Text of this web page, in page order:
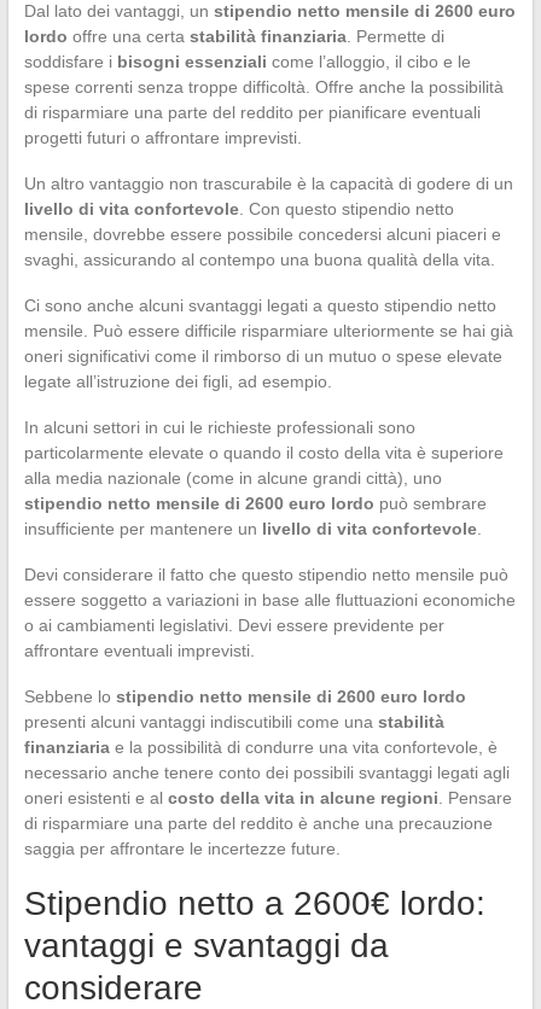
Dal lato dei vantaggi, un stipendio netto mensile di 2600 euro
lordo offre una certa stabilità finanziaria. Permette di
soddisfare i bisogni essenziali come l’alloggio, il cibo e le
spese correnti senza troppe difficoltà. Offre anche la possibilità
di risparmiare una parte del reddito per pianificare eventuali
progetti futuri o affrontare imprevisti.
Un altro vantaggio non trascurabile è la capacità di godere di un
livello di vita confortevole. Con questo stipendio netto
mensile, dovrebbe essere possibile concedersi alcuni piaceri e
svaghi, assicurando al contempo una buona qualità della vita.
Ci sono anche alcuni svantaggi legati a questo stipendio netto
mensile. Può essere difficile risparmiare ulteriormente se hai già
oneri significativi come il rimborso di un mutuo o spese elevate
legate all’istruzione dei figli, ad esempio.
In alcuni settori in cui le richieste professionali sono
particolarmente elevate o quando il costo della vita è superiore
alla media nazionale (come in alcune grandi città), uno
stipendio netto mensile di 2600 euro lordo può sembrare
insufficiente per mantenere un livello di vita confortevole.
Devi considerare il fatto che questo stipendio netto mensile può
essere soggetto a variazioni in base alle fluttuazioni economiche
o ai cambiamenti legislativi. Devi essere previdente per
affrontare eventuali imprevisti.
Sebbene lo stipendio netto mensile di 2600 euro lordo
presenti alcuni vantaggi indiscutibili come una stabilità
finanziariae la possibilità di condurre una vita confortevole, è
necessario anche tenere conto dei possibili svantaggi legati agli
oneri esistenti e al costo della vita in alcune regioni . Pensare
di risparmiare una parte del reddito è anche una precauzione
saggia per affrontare le incertezze future.
Stipendio netto a 2600€ lordo:
vantaggi e svantaggi da
considerare